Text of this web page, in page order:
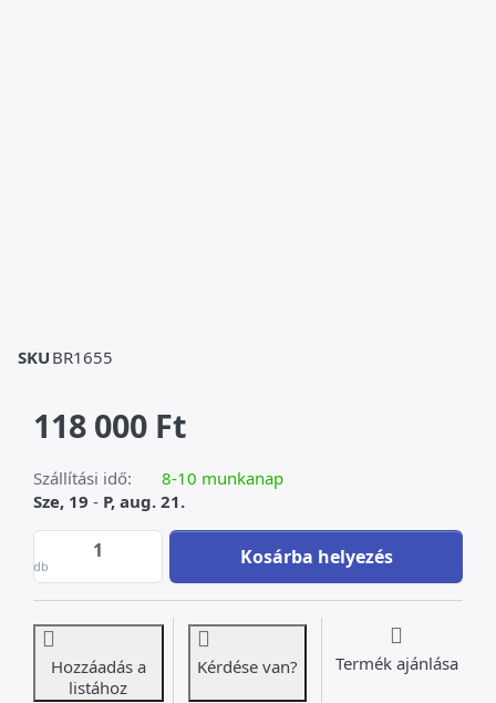
SKU BR1655
118 000 Ft
Szállítási idő:
8-10 munkanap
Sze, 19 - P, aug. 21.
db
Indián, íjjal - bronz szobor zöld patinával
Kosárba helyezés
Hozzáadás a
listához
Kérdése van? Termék ajánlása